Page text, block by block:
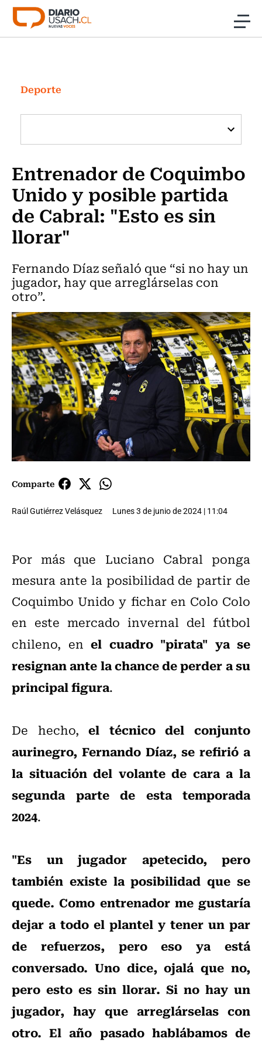
Click acá para ir directamente al contenido
Investigación
Cultura
Programas Radio y TV Usach
Deporte
Entrenador de Coquimbo
Unido y posible partida
de Cabral: "Esto es sin
llorar"
Fernando Díaz señaló que “si no hay un
jugador, hay que arreglárselas con
otro”.
Comparte
Raúl Gutiérrez Velásquez Lunes 3 de junio de 2024 | 11:04
Por más que Luciano Cabral ponga
mesura ante la posibilidad de partir de
Coquimbo Unido y fichar en Colo Colo
en este mercado invernal del fútbol
chileno, en el cuadro "pirata" ya se
resignan ante la chance de perder a su
principal figura.
De hecho,el técnico del conjunto
aurinegro, Fernando Díaz, se refirió a
la situación del volante de cara a la
segunda parte de esta temporada
2024.
"Es un jugador apetecido, pero
también existe la posibilidad que se
quede. Como entrenador me gustaría
dejar a todo el plantel y tener un par
de refuerzos, pero eso ya está
conversado. Uno dice, ojalá que no,
pero esto es sin llorar. Si no hay un
jugador, hay que arreglárselas con
otro. El año pasado hablábamos de